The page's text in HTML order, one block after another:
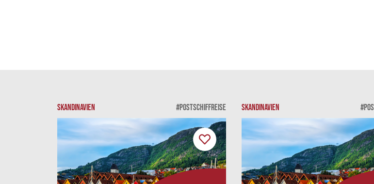
SKANDINAVIEN #POSTSCHIFFREISE SKANDINAVIEN